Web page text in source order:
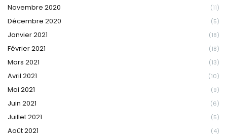
Novembre 2020 (11)
Décembre 2020 (5)
Janvier 2021 (18)
Février 2021 (18)
Mars 2021 (13)
Avril 2021 (10)
Mai 2021 (9)
Juin 2021 (6)
Juillet 2021 (5)
Août 2021 (4)